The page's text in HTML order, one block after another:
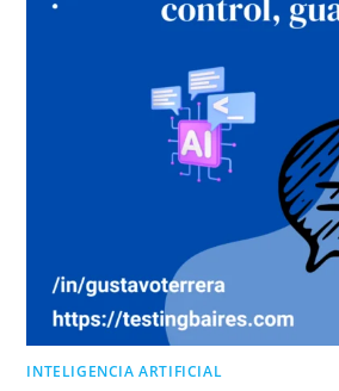
INTELIGENCIA ARTIFICIAL